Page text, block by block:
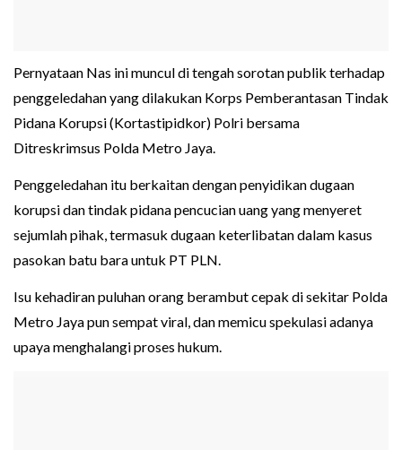
Pernyataan Nas ini muncul di tengah sorotan publik terhadap
penggeledahan yang dilakukan Korps Pemberantasan Tindak
Pidana Korupsi (Kortastipidkor) Polri bersama
Ditreskrimsus Polda Metro Jaya.
Penggeledahan itu berkaitan dengan penyidikan dugaan
korupsi dan tindak pidana pencucian uang yang menyeret
sejumlah pihak, termasuk dugaan keterlibatan dalam kasus
pasokan batu bara untuk PT PLN.
Isu kehadiran puluhan orang berambut cepak di sekitar Polda
Metro Jaya pun sempat viral, dan memicu spekulasi adanya
upaya menghalangi proses hukum.